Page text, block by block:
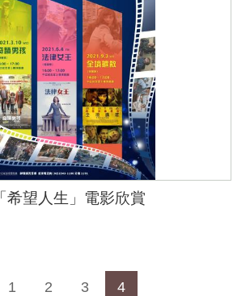
「希望人生」電影欣賞
1 2 3
4